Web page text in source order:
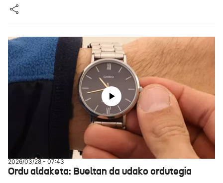
2026/03/28 - 07:43
Ordu aldaketa: Bueltan da udako ordutegia